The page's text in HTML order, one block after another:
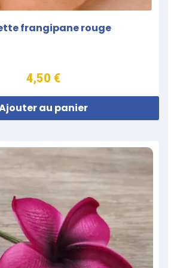
frangipane rouge
4,50 €
au panier